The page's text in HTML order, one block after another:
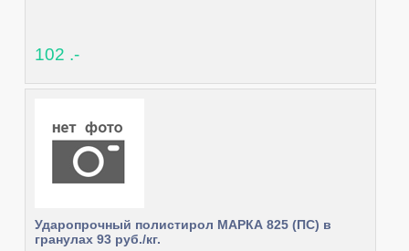
102 .-
Ударопрочный полистирол МАРКА 825 (ПС) в
гранулах 93 руб./кг.